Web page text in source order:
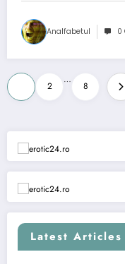
Analfabetul 0
Paginație
articole
2
…
8
Latest Articles